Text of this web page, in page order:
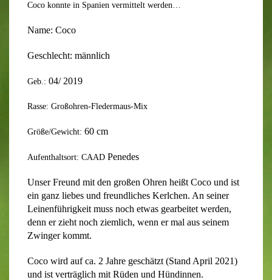
Coco konnte in Spanien vermittelt werden…
Name: Coco
Geschlecht: männlich
Geb.: 04/ 2019
Rasse: Großohren-Fledermaus-Mix
Größe/Gewicht: 60 cm
Aufenthaltsort: CAAD Penedes
Unser Freund mit den großen Ohren heißt Coco und ist
ein ganz liebes und freundliches Kerlchen. An seiner
Leinenführigkeit muss noch etwas gearbeitet werden,
denn er zieht noch ziemlich, wenn er mal aus seinem
Zwinger kommt.
Coco wird auf ca. 2 Jahre geschätzt (Stand April 2021)
und ist verträglich mit Rüden und Hündinnen.